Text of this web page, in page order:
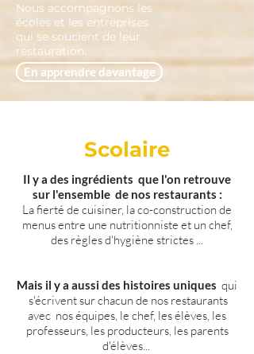
Nous accompagnons les
écoles et les entreprises
qui se soucient de leur
restauration.
En apprendre davantage
Scolaire
Il y a des ingrédients que l'on retrouve
sur l'ensemble de nos restaurants :
La fierté de cuisiner, la co-construction de
menus entre une nutritionniste et un chef,
des règles d'hygiène strictes ...
Mais il y a aussi des histoires uniques qui
s'écrivent sur chacun de nos restaurants
avec nos équipes, le chef, les élèves, les
professeurs, les producteurs, les parents
d'élèves...